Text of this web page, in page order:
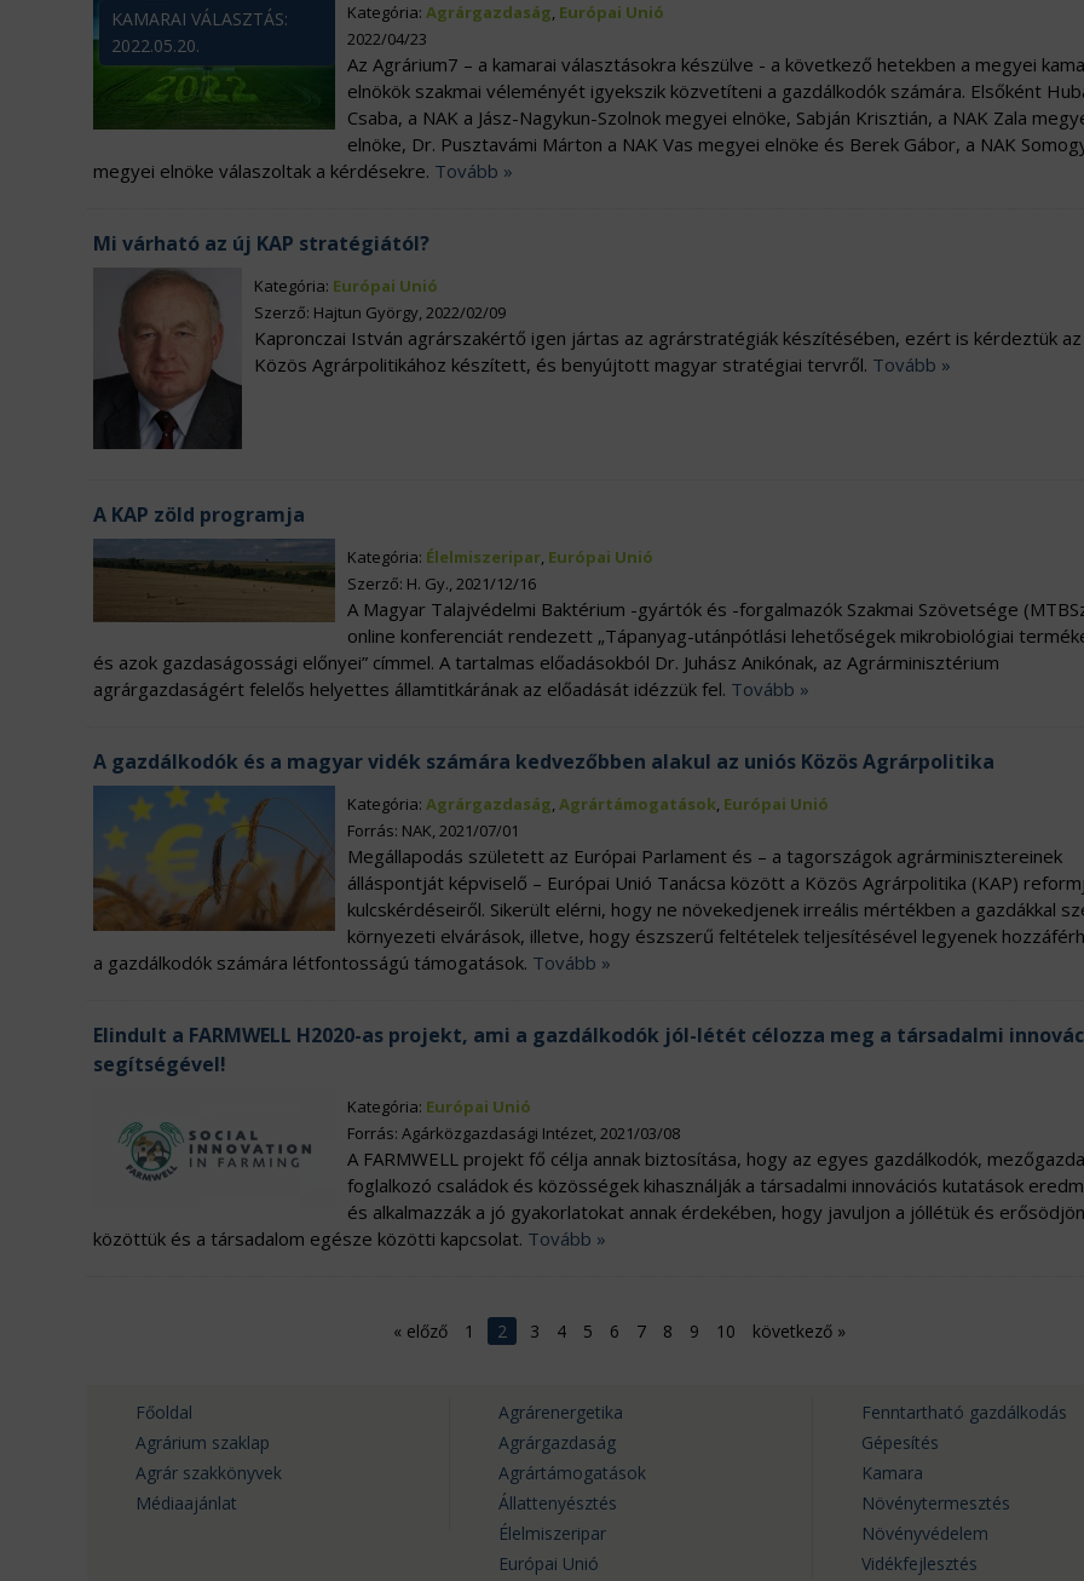
KAMARAI VÁLASZTÁS:
2022.05.20.
Kategória: Agrárgazdaság, Európai Unió
2022/04/23
Az Agrárium7 – a kamarai választásokra készülve - a következő hetekben a megyei
elnökök szakmai véleményét igyekszik közvetíteni a gazdálkodók számára. Elsőként
Csaba, a NAK a Jász-Nagykun-Szolnok megyei elnöke, Sabján Krisztián, a NAK Zala
elnöke, Dr. Pusztavámi Márton a NAK Vas megyei elnöke és Berek Gábor, a NAK
megyei elnöke válaszoltak a kérdésekre. Tovább »
Mi várható az új KAP stratégiától?
Kategória: Európai Unió
Szerző: Hajtun György, 2022/02/09
Kapronczai István agrárszakértő igen jártas az agrárstratégiák készítésében, ezért is kérdeztük az
Közös Agrárpolitikához készített, és benyújtott magyar stratégiai tervről. Tovább »
A KAP zöld programja
Kategória: Élelmiszeripar, Európai Unió
Szerző: H. Gy., 2021/12/16
A Magyar Talajvédelmi Baktérium -gyártók és -forgalmazók Szakmai Szövetsége
online konferenciát rendezett „Tápanyag-utánpótlási lehetőségek mikrobiológiai
és azok gazdaságossági előnyei” címmel. A tartalmas előadásokból Dr. Juhász Anikónak, az Agrárminisztérium
agrárgazdaságért felelős helyettes államtitkárának az előadását idézzük fel. Tovább »
A gazdálkodók és a magyar vidék számára kedvezőbben alakul az uniós Közös Agrárpolitika
Kategória: Agrárgazdaság, Agrártámogatások, Európai Unió
Forrás: NAK, 2021/07/01
Megállapodás született az Európai Parlament és – a tagországok agrárminisztereinek
álláspontját képviselő – Európai Unió Tanácsa között a Közös Agrárpolitika (KAP)
kulcskérdéseiről. Sikerült elérni, hogy ne növekedjenek irreális mértékben a gazdákkal
környezeti elvárások, illetve, hogy észszerű feltételek teljesítésével legyenek
a gazdálkodók számára létfontosságú támogatások. Tovább »
Elindult a FARMWELL H2020-as projekt, ami a gazdálkodók jól-létét célozza meg a társadalmi
segítségével!
Kategória: Európai Unió
Forrás: Agárközgazdasági Intézet, 2021/03/08
A FARMWELL projekt fő célja annak biztosítása, hogy az egyes gazdálkodók,
foglalkozó családok és közösségek kihasználják a társadalmi innovációs kutatások
és alkalmazzák a jó gyakorlatokat annak érdekében, hogy javuljon a jóllétük és
közöttük és a társadalom egésze közötti kapcsolat. Tovább »
« előző 1 2 3 4 5 6 7 8 9 10 következő »
Főoldal
Agrárium szaklap
Agrár szakkönyvek
Médiaajánlat
Agrárenergetika
Agrárgazdaság
Agrártámogatások
Állattenyésztés
Élelmiszeripar
Európai Unió
Fenntartható gazdálkodás
Gépesítés
Kamara
Növénytermesztés
Növényvédelem
Vidékfejlesztés